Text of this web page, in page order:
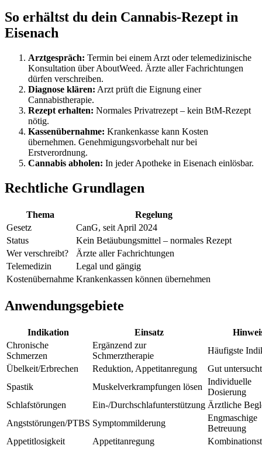
So erhältst du dein Cannabis-Rezept in
Eisenach
Arztgespräch: Termin bei einem Arzt oder telemedizinische
Konsultation über AboutWeed. Ärzte aller Fachrichtungen
dürfen verschreiben.
Diagnose klären: Arzt prüft die Eignung einer
Cannabistherapie.
Rezept erhalten: Normales Privatrezept – kein BtM-Rezept
nötig.
Kassenübernahme: Krankenkasse kann Kosten
übernehmen. Genehmigungsvorbehalt nur bei
Erstverordnung.
Cannabis abholen: In jeder Apotheke in Eisenach einlösbar.
Rechtliche Grundlagen
Thema
Regelung
Gesetz
CanG, seit April 2024
Status
Kein Betäubungsmittel – normales Rezept
Wer verschreibt?
Ärzte aller Fachrichtungen
Telemedizin
Legal und gängig
Kostenübernahme Krankenkassen können übernehmen
Anwendungsgebiete
Indikation Einsatz
Chronische
Schmerzen
Ergänzend zur
Schmerztherapie
Häufigste
Übelkeit/Erbrechen
Reduktion, Appetitanregung
Gut untersucht
Spastik
Muskelverkrampfungen lösen
Individuelle
Dosierung
Schlafstörungen
Ein-/Durchschlafunterstützung Ärztliche
Angststörungen/PTBS Symptommilderung
Engmaschige
Betreuung
Appetitlosigkeit
Appetitanregung